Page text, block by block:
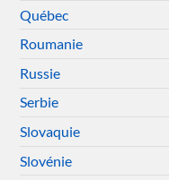
Québec
Roumanie
Russie
Serbie
Slovaquie
Slovénie